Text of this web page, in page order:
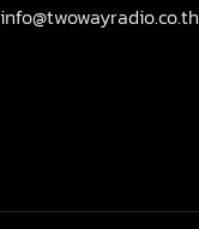
info@twowayradio.co.th